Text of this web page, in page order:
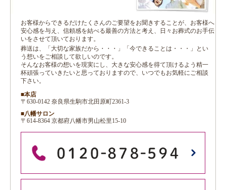
お客様からできるだけたくさんのご要望をお聞きすることが、お客様へ
安心感を与え、信頼感を結べる最善の方法と考え、日々お葬式のお手伝
いをさせて頂いております。
葬送は、「大切な家族だから・・・」「今できることは・・・」とい
う想いをご相談して欲しいのです。
そんなお客様の想いを現実にし、大きな安心感を得て頂けるよう精一
杯頑張っていきたいと思っておりますので、いつでもお気軽にご相談
下さい。
■本店
〒630-0142 奈良県生駒市北田原町2361-3
■八幡サロン
〒614-8364 京都府八幡市男山松里15-10